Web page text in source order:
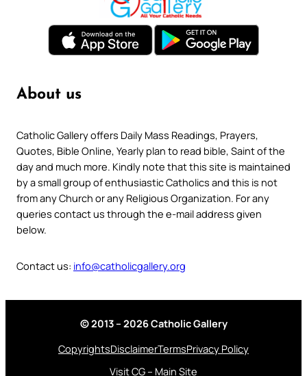
About us
Catholic Gallery offers Daily Mass Readings, Prayers,
Quotes, Bible Online, Yearly plan to read bible, Saint of the
day and much more. Kindly note that this site is maintained
by a small group of enthusiastic Catholics and this is not
from any Church or any Religious Organization. For any
queries contact us through the e-mail address given
below.
Contact us: info@catholicgallery.org
© 2013 – 2026 Catholic Gallery
CopyrightsDisclaimerTermsPrivacy Policy
Visit CG – Main Site